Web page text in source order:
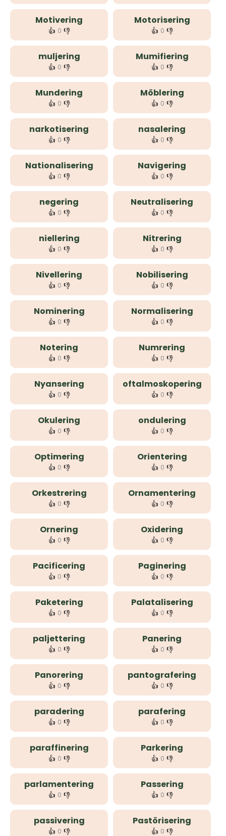
Motivering
👍 0 👎
Motorisering
👍 0 👎
muljering
👍 0 👎
Mumifiering
👍 0 👎
Mundering
👍 0 👎
Möblering
👍 0 👎
narkotisering
👍 0 👎
nasalering
👍 0 👎
Nationalisering
👍 0 👎
Navigering
👍 0 👎
negering
👍 0 👎
Neutralisering
👍 0 👎
niellering
👍 0 👎
Nitrering
👍 0 👎
Nivellering
👍 0 👎
Nobilisering
👍 0 👎
Nominering
👍 0 👎
Normalisering
👍 0 👎
Notering
👍 0 👎
Numrering
👍 0 👎
Nyansering
👍 0 👎
oftalmoskopering
👍 0 👎
Okulering
👍 0 👎
ondulering
👍 0 👎
Optimering
👍 0 👎
Orientering
👍 0 👎
Orkestrering
👍 0 👎
Ornamentering
👍 0 👎
Ornering
👍 0 👎
Oxidering
👍 0 👎
Pacificering
👍 0 👎
Paginering
👍 0 👎
Paketering
👍 0 👎
Palatalisering
👍 0 👎
paljettering
👍 0 👎
Panering
👍 0 👎
Panorering
👍 0 👎
pantografering
👍 0 👎
paradering
👍 0 👎
parafering
👍 0 👎
paraffinering
👍 0 👎
Parkering
👍 0 👎
parlamentering
👍 0 👎
Passering
👍 0 👎
passivering
👍 0 👎
Pastörisering
👍 0 👎